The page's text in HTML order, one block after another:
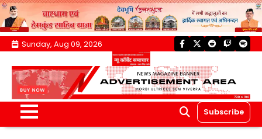
Skip
content
Sunday, Aug 09, 2026 facebook
twitterreddittwitch
Subscribe